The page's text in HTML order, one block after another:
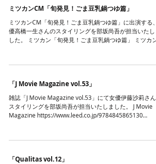
ミツカンCM「旬発見！ごま豆乳鍋つゆ篇」
ミツカンCM「旬発見！ごま豆乳鍋つゆ篇」に出演する、
優高橋一生さんのスタイリングを部坂尚吾が担当いたし
した。 ミツカン「旬発見！ごま豆乳鍋つゆ篇」 ミツカン
「J Movie Magazine vol.53」
雑誌「J Movie Magazine vol.53」にて女優伊藤沙莉さん
スタイリングを部坂尚吾が担当いたしました。 J Movie
Magazine https://www.leed.co.jp/9784845865130
「Qualitas vol.12」